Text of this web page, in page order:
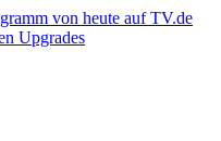
Upgrades